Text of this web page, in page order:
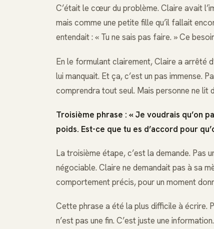
C’était le cœur du problème. Claire avait
mais comme une petite fille qu’il fallait
entendait : « Tu ne sais pas faire. » Ce
En le formulant clairement, Claire a arrêté
lui manquait. Et ça, c’est un pas immense.
comprendra tout seul. Mais personne ne lit
Troisième phrase : « Je voudrais qu’on
poids. Est-ce que tu es d’accord pour
La troisième étape, c’est la demande. Pas
négociable. Claire ne demandait pas à sa
comportement précis, pour un moment
Cette phrase a été la plus difficile à écrire.
n’est pas une fin. C’est juste une